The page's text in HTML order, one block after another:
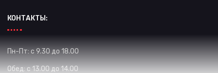
КОНТАКТЫ:
Пн-Пт: с 9.30 до 18.00
Обед: с 13.00 до 14.00